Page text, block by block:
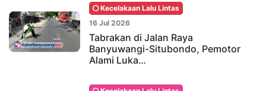
Kecelakaan Lalu Lintas
16 Jul 2026
Tabrakan di Jalan Raya
Banyuwangi-Situbondo, Pemotor
Alami Luka…